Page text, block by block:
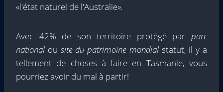
«l'état naturel de l'Australie».
Avec 42% de son territoire protégé par parc
national ou site du patrimoine mondialstatut, il y a
tellement de choses à faire en Tasmanie, vous
pourriez avoir du mal à partir!